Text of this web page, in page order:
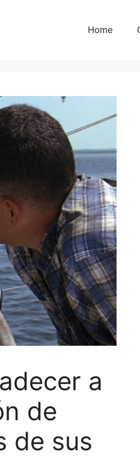
Home
a
de
de sus